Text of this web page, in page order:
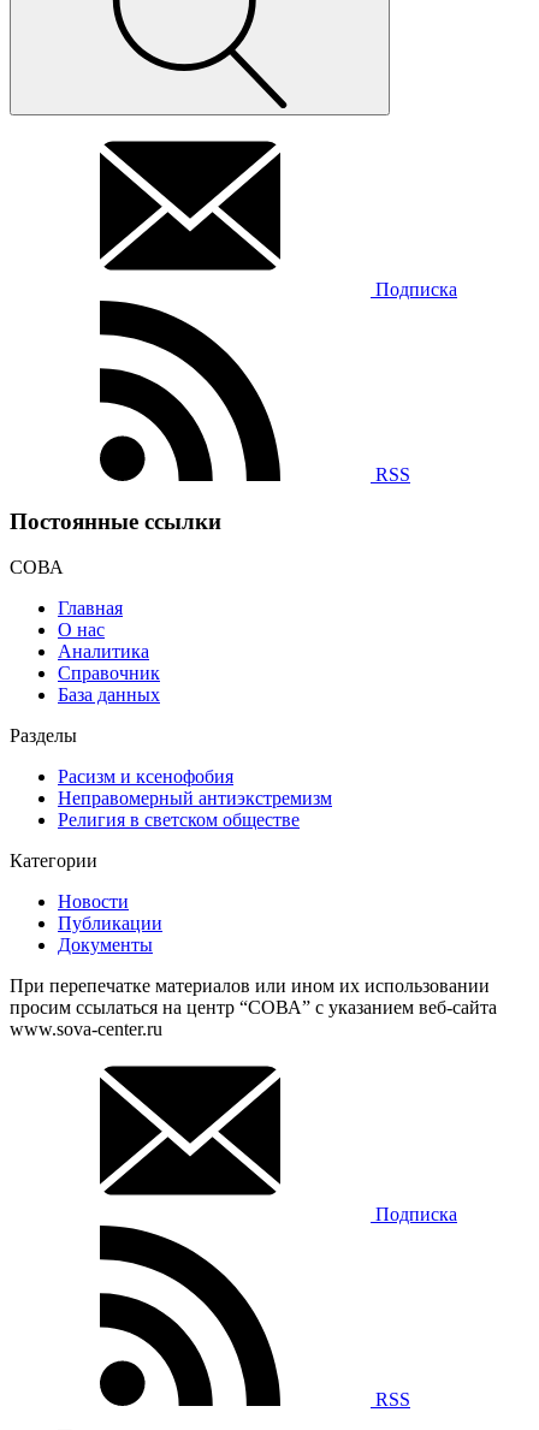
Подписка
RSS
Постоянные ссылки
СОВА
Главная
О нас
Аналитика
Справочник
База данных
Разделы
Расизм и ксенофобия
Неправомерный антиэкстремизм
Религия в светском обществе
Категории
Новости
Публикации
Документы
При перепечатке материалов или ином их использовании
просим ссылаться на центр “СОВА” с указанием веб-сайта
www.sova-center.ru
Подписка
RSS